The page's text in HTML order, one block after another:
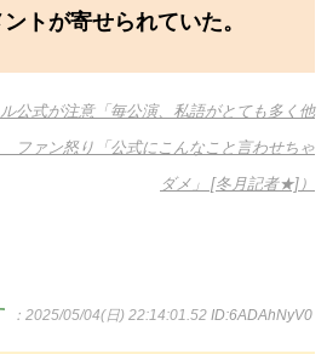
トが寄せられていた。
公式が注意「毎公演、私語がとても多く他
ファン怒り「公式にこんなこと言わせちゃ
ダメ」 [冬月記者★]）
：2025/05/04(日) 22:14:01.52 ID:6ADAhNyV0